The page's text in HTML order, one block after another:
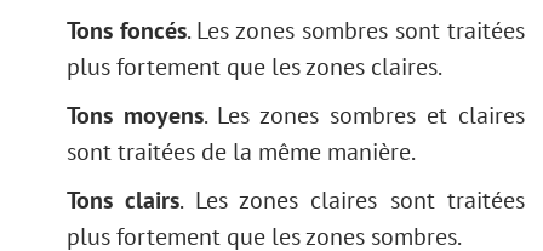
Tons foncés. Les zones sombres sont traitées
plus fortement que les zones claires.
Tons moyens. Les zones sombres et claires
sont traitées de la même manière.
Tons clairs. Les zones claires sont traitées
plus fortement que les zones sombres.